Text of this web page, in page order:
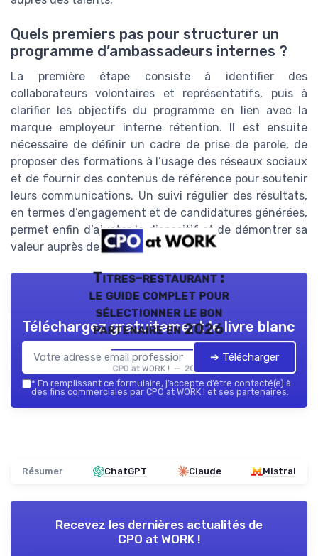
Quels premiers pas pour structurer un
programme d’ambassadeurs internes ?
La première étape consiste à identifier des
collaborateurs volontaires et représentatifs, puis à
clarifier les objectifs du programme en lien avec la
marque employeur interne rétention. Il est ensuite
nécessaire de définir un cadre de prise de parole, de
proposer des formations à l’usage des réseaux sociaux
et de fournir des contenus de référence pour soutenir
leurs communications. Un suivi régulier des résultats,
en termes d’engagement et de candidatures générées,
permet enfin d’ajuster le dispositif et de démontrer sa
valeur auprès de la direction.
Titres-restaurant :
le guide complet pour
sélectionner le bon
partenaire en 2026
CPO at WORK ! — 2026
Téléchargez gratuitement le livre blanc
➔ Télécharger
* En remplissant ce formulaire, j’accepte d’être contacté(e) à
des fins commerciales par CPO at WORK ! et ses partenaires.
Résumer ChatGPT Claude Mistral
Recevez les dernières actualités de
CPO at WORK !